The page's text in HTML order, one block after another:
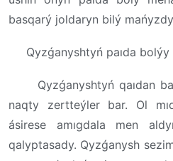
basqarý joldaryn bilý
Qyzǵanyshtyń paıda bolýy
Qyzǵanyshtyń qaıdan
naqty zertteýler bar. Ol
ásirese amıgdala men
qalyptasady. Qyzǵanysh